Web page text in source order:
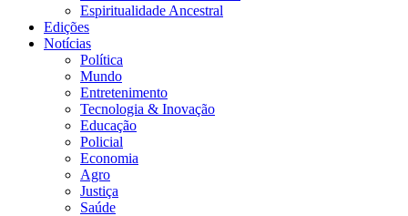
Espiritualidade Ancestral
Edições
Notícias
Política
Mundo
Entretenimento
Tecnologia & Inovação
Educação
Policial
Economia
Agro
Justiça
Saúde